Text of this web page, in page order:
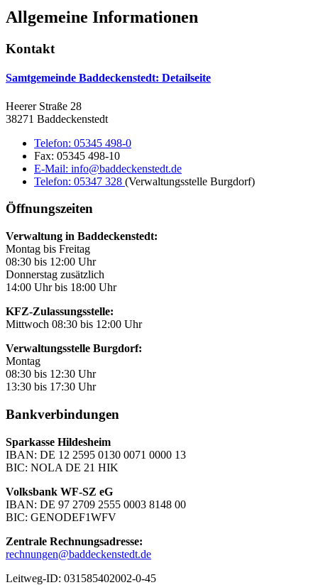
Allgemeine Informationen
Kontakt
Samtgemeinde Baddeckenstedt: Detailseite
Heerer Straße 28
38271 Baddeckenstedt
Telefon: 05345 498-0
Fax: 05345 498-10
E-Mail: info@baddeckenstedt.de
Telefon: 05347 328 (Verwaltungsstelle Burgdorf)
Öffnungszeiten
Verwaltung in Baddeckenstedt:
Montag bis Freitag
08:30 bis 12:00 Uhr
Donnerstag zusätzlich
14:00 Uhr bis 18:00 Uhr
KFZ-Zulassungsstelle:
Mittwoch 08:30 bis 12:00 Uhr
Verwaltungsstelle Burgdorf:
Montag
08:30 bis 12:30 Uhr
13:30 bis 17:30 Uhr
Bankverbindungen
Sparkasse Hildesheim
IBAN: DE 12 2595 0130 0071 0000 13
BIC: NOLA DE 21 HIK
Volksbank WF-SZ eG
IBAN: DE 97 2709 2555 0003 8148 00
BIC: GENODEF1WFV
Zentrale Rechnungsadresse:
rechnungen@baddeckenstedt.de
Leitweg-ID: 031585402002-0-45